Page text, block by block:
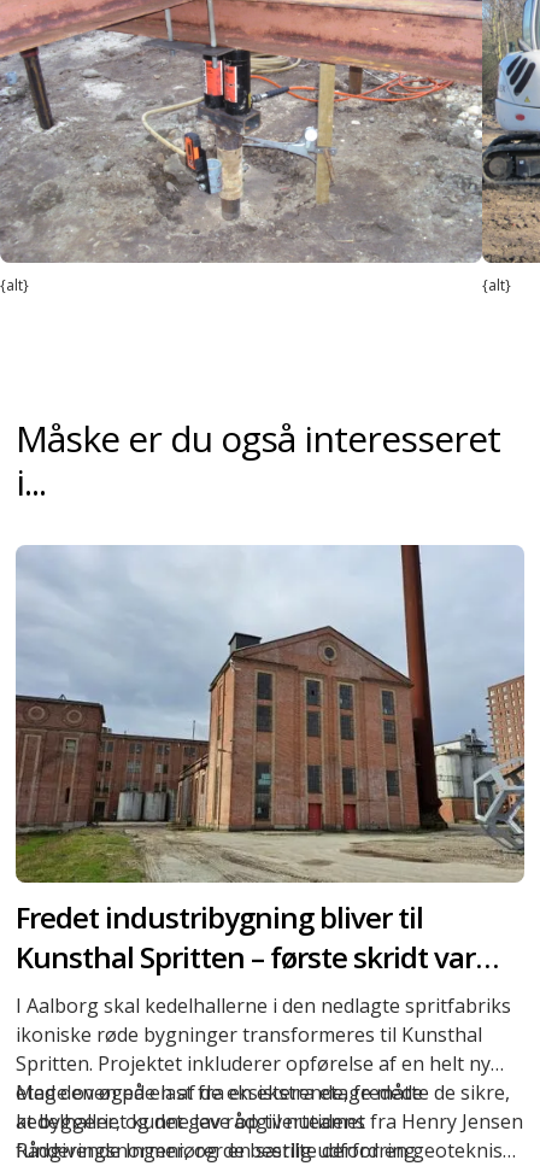
{alt} {alt}
Måske er du også interesseret
i...
Fredet industribygning bliver til
Kunsthal Spritten – første skridt var
opgravningsfri grundforstærkning
I Aalborg skal kedelhallerne i den nedlagte spritfabriks
ikoniske røde bygninger transformeres til Kunsthal
Spritten. Projektet inkluderer opførelse af en helt ny
etage oven på en af de eksisterende, fredede
kedelhaller, og det gav rådgiverteamet fra Henry Jensen
Rådgivende Ingeniører en særlig udfordring.
Med den øgede last fra en ekstra etage måtte de sikre,
at byggeriet kunne leve op til nutidens
funderingsnormer, og de bestilte derfor en geoteknisk